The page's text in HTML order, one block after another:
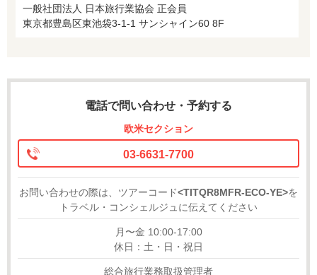
一般社団法人 日本旅行業協会 正会員
東京都豊島区東池袋3-1-1 サンシャイン60 8F
電話で問い合わせ・予約する
欧米セクション
03-6631-7700
お問い合わせの際は、ツアーコード<TITQR8MFR-ECO-YE>を
トラベル・コンシェルジュに伝えてください
月〜金 10:00-17:00
休日：土・日・祝日
総合旅行業務取扱管理者